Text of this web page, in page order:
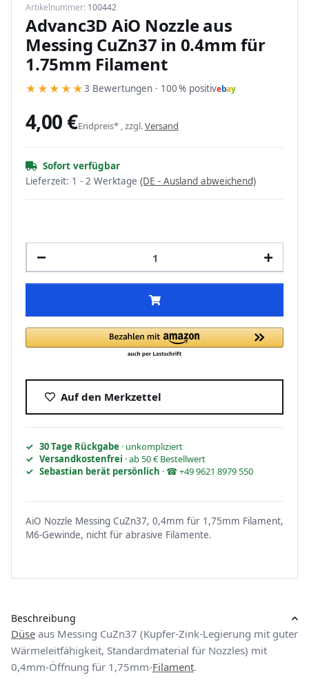
Advanc3D AiO Nozzle aus
Messing CuZn37 in 0.4mm für
1.75mm Filament
★ ★ ★ ★ ★3 Bewertungen · 100 % positivebay
Artikelnummer: 100442
4,00 €Endpreis* , zzgl.Versand
Sofort verfügbar
Lieferzeit: 1 - 2 Werktage (DE - Ausland abweichend)
Auf den Merkzettel
30 Tage Rückgabe · unkompliziert
Versandkostenfrei · ab 50 € Bestellwert
Sebastian berät persönlich · ☎ +49 9621 8979 550
AiO Nozzle Messing CuZn37, 0,4mm für 1,75mm Filament,
M6-Gewinde, nicht für abrasive Filamente.
Beschreibung
Düse aus Messing CuZn37 (Kupfer-Zink-Legierung mit guter
Wärmeleitfähigkeit, Standardmaterial für Nozzles) mit
0,4mm-Öffnung für 1,75mm-Filament.